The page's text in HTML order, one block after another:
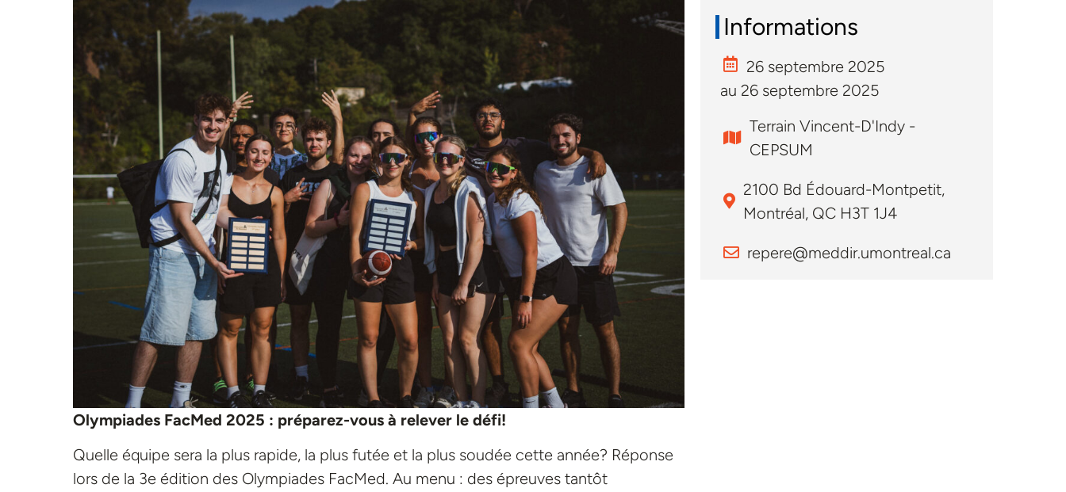
Olympiades FacMed 2025 : préparez-vous à relever le défi!
Quelle équipe sera la plus rapide, la plus futée et la plus soudée cette année? Réponse
lors de la 3e édition des Olympiades FacMed. Au menu : des épreuves tantôt
Informations
26 septembre 2025
au 26 septembre 2025
Terrain Vincent-D'Indy -
CEPSUM
2100 Bd Édouard-Montpetit,
Montréal, QC H3T 1J4
repere@meddir.umontreal.ca